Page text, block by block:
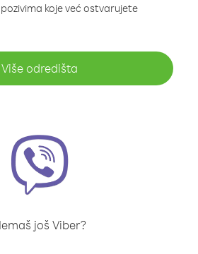
koje već ostvarujete
Više odredišta
još Viber?